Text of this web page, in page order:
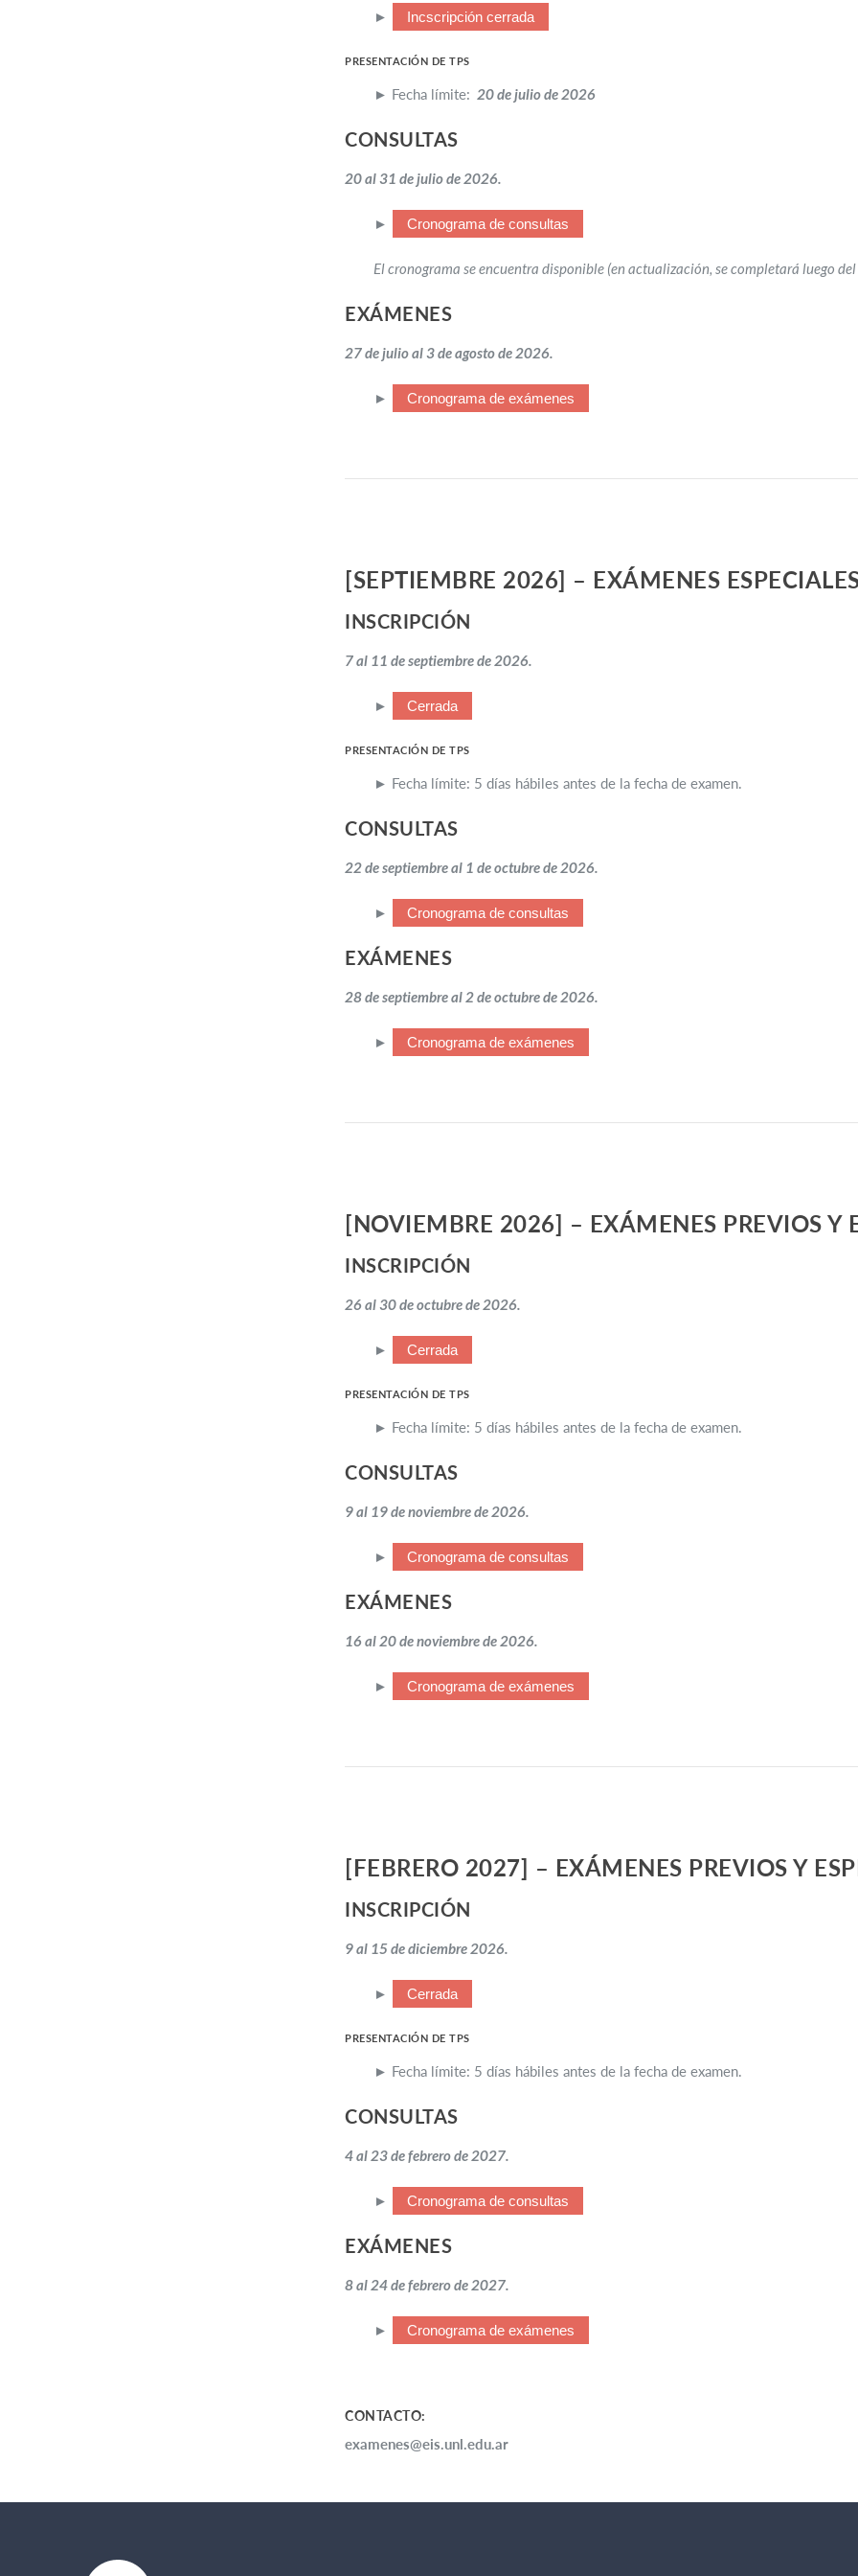
► Incscripción cerrada
PRESENTACIÓN DE TPS
► Fecha límite: 20 de julio de 2026
CONSULTAS
20 al 31 de julio de 2026.
► Cronograma de consultas
El cronograma se encuentra disponible (en actualización, se completará luego
EXÁMENES
27 de julio al 3 de agosto de 2026.
► Cronograma de exámenes
[SEPTIEMBRE 2026] – EXÁMENES
INSCRIPCIÓN
7 al 11 de septiembre de 2026.
► Cerrada
PRESENTACIÓN DE TPS
► Fecha límite: 5 días hábiles antes de la fecha de examen.
CONSULTAS
22 de septiembre al 1 de octubre de 2026.
► Cronograma de consultas
EXÁMENES
28 de septiembre al 2 de octubre de 2026.
► Cronograma de exámenes
[NOVIEMBRE 2026] – EXÁMENES PREVIOS Y
INSCRIPCIÓN
26 al 30 de octubre de 2026.
► Cerrada
PRESENTACIÓN DE TPS
► Fecha límite: 5 días hábiles antes de la fecha de examen.
CONSULTAS
9 al 19 de noviembre de 2026.
► Cronograma de consultas
EXÁMENES
16 al 20 de noviembre de 2026.
► Cronograma de exámenes
[FEBRERO 2027] – EXÁMENES PREVIOS Y
INSCRIPCIÓN
9 al 15 de diciembre 2026.
► Cerrada
PRESENTACIÓN DE TPS
► Fecha límite: 5 días hábiles antes de la fecha de examen.
CONSULTAS
4 al 23 de febrero de 2027.
► Cronograma de consultas
EXÁMENES
8 al 24 de febrero de 2027.
► Cronograma de exámenes
CONTACTO:
examenes@eis.unl.edu.ar